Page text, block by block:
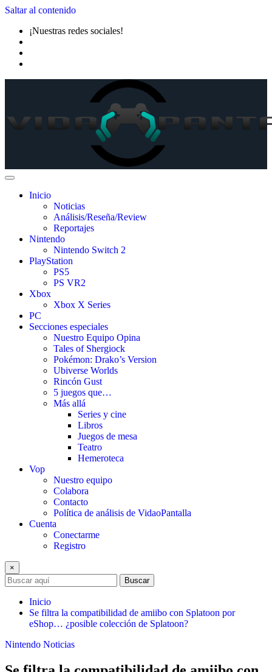
Saltar al contenido
¡Nuestras redes sociales!
Inicio
Noticias
Análisis/Reseña/Review
Reportajes
Nintendo
Nintendo Switch 2
PlayStation
PS5
PS VR2
Xbox
Xbox X Series
PC
Secciones especiales
Nuestro Equipo Opina
Tales of Shergiock
Pokémon: Drako’s Version
Ubiverse Worlds
Rincón Gust
5 juegos que…
Más allá
Series y cine
Libros
Juegos de mesa
Teatro
Hemeroteca
Vop
Nuestro equipo
Colabora
Contacto
Política de análisis de VidaoPantalla
Cuenta
Conectarme
Registro
×
Buscar
Inicio
Se filtra la compatibilidad de amiibo con Splatoon por
eShop… ¿posible colección de Splatoon?
Nintendo Noticias